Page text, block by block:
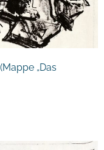
„Das